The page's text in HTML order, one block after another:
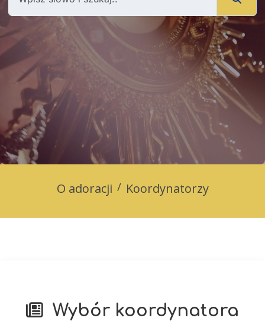
O adoracji Koordynatorzy
Wybór koordynatora